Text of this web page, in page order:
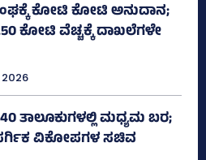
ಕೋಟಿ ಕೋಟಿ ಅನುದಾನ;
ಕೋಟಿ ವೆಚ್ಚಕ್ಕೆ ದಾಖಲೆಗಳೇ
40 ತಾಲೂಕುಗಳಲ್ಲಿ ಮಧ್ಯಮ ಬರ;
ವಿಕೋಪಗಳ ಸಚಿವ